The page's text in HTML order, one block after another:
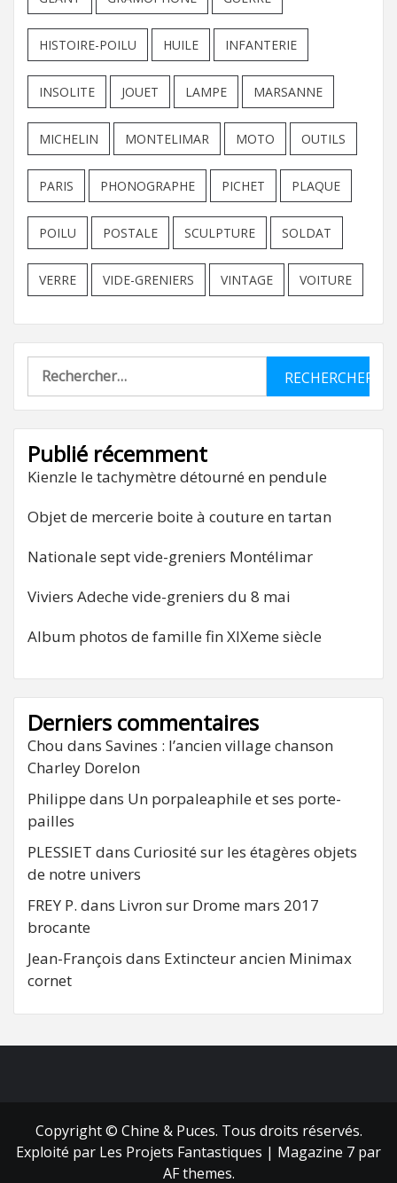
HISTOIRE-POILU HUILE INFANTERIE
INSOLITE JOUET LAMPE MARSANNE
MICHELIN MONTELIMAR MOTO OUTILS
PARIS PHONOGRAPHE PICHET PLAQUE
POILU POSTALE SCULPTURE SOLDAT
VERRE VIDE-GRENIERS VINTAGE VOITURE
Rechercher :
Publié récemment
Kienzle le tachymètre détourné en pendule
Objet de mercerie boite à couture en tartan
Nationale sept vide-greniers Montélimar
Viviers Adeche vide-greniers du 8 mai
Album photos de famille fin XIXeme siècle
Derniers commentaires
Chou dans Savines : l’ancien village chanson
Charley Dorelon
Philippe dans Un porpaleaphile et ses porte-
pailles
PLESSIET dans Curiosité sur les étagères objets
de notre univers
FREY P. dans Livron sur Drome mars 2017
brocante
Jean-François dans Extincteur ancien Minimax
cornet
Copyright © Chine & Puces. Tous droits réservés.
Exploité par Les Projets Fantastiques | Magazine 7 par
AF themes.